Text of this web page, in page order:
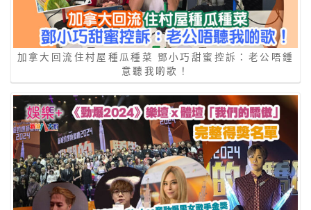
加拿大回流住村屋種瓜種菜 鄧小巧甜蜜控訴：老公唔鍾
意聽我啲歌！